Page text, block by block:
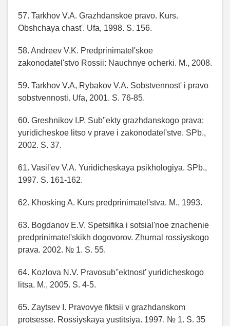
57. Tarkhov V.A. Grazhdanskoe pravo. Kurs.
Obshchaya chast'. Ufa, 1998. S. 156.
58. Andreev V.K. Predprinimatel'skoe
zakonodatel'stvo Rossii: Nauchnye ocherki. M., 2008.
59. Tarkhov V.A, Rybakov V.A. Sobstvennost' i pravo
sobstvennosti. Ufa, 2001. S. 76-85.
60. Greshnikov I.P. Sub''ekty grazhdanskogo prava:
yuridicheskoe litso v prave i zakonodatel'stve. SPb.,
2002. S. 37.
61. Vasil'ev V.A. Yuridicheskaya psikhologiya. SPb.,
1997. S. 161-162.
62. Khosking A. Kurs predprinimatel'stva. M., 1993.
63. Bogdanov E.V. Spetsifika i sotsial'noe znachenie
predprinimatel'skikh dogovorov. Zhurnal rossiyskogo
prava. 2002. № 1. S. 55.
64. Kozlova N.V. Pravosub''ektnost' yuridicheskogo
litsa. M., 2005. S. 4-5.
65. Zaytsev I. Pravovye fiktsii v grazhdanskom
protsesse. Rossiyskaya yustitsiya. 1997. № 1. S. 35